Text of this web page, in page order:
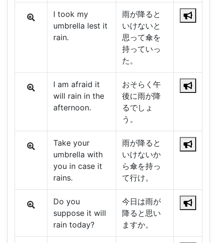
I took my
umbrella lest it
rain.
雨が降ると
いけないと
思って傘を
持っていっ
た。
I am afraid it
will rain in the
afternoon.
おそらく午
後に雨が降
るでしょ
う。
Take your
umbrella with
you in case it
rains.
雨が降ると
いけないか
ら傘を持っ
て行け。
Do you
suppose it will
rain today?
今日は雨が
降ると思い
ますか。